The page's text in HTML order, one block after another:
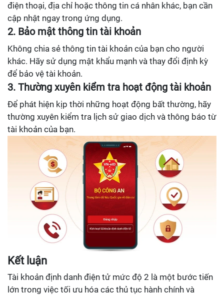
điện thoại, địa chỉ hoặc thông tin cá nhân khác, bạn cần
cập nhật ngay trong ứng dụng.
2. Bảo mật thông tin tài khoản
Không chia sẻ thông tin tài khoản của bạn cho người
khác. Hãy sử dụng mật khẩu mạnh và thay đổi định kỳ
để bảo vệ tài khoản.
3. Thường xuyên kiểm tra hoạt động tài khoản
Để phát hiện kịp thời những hoạt động bất thường, hãy
thường xuyên kiểm tra lịch sử giao dịch và thông báo từ
tài khoản của bạn.
Kết luận
Tài khoản định danh điện tử mức độ 2 là một bước tiến
lớn trong việc tối ưu hóa các thủ tục hành chính và